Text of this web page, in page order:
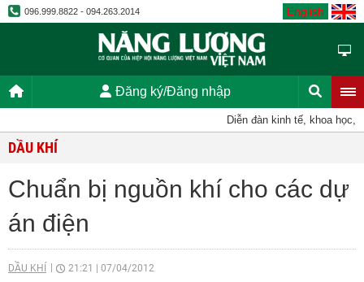
096.999.8822 - 094.263.2014 English
Đăng ký/Đăng nhập
Diễn đàn kinh tế, khoa học, kỹ
DẦU KHÍ
Chuẩn bị nguồn khí cho các dự
án điện
DẦU KHÍ 21:21 07/04/2012